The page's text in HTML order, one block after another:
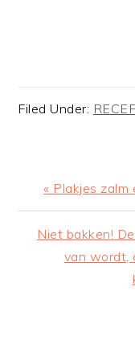
Filed Under:
Previous
Post:
« Plakjes
Next
Post:
Niet bakken!
van wordt,